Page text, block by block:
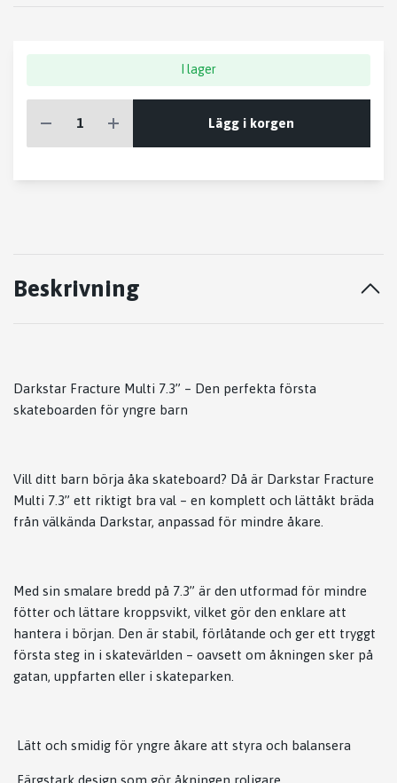
I lager
Lägg i korgen
Beskrivning
Darkstar Fracture Multi 7.3” – Den perfekta första
skateboarden för yngre barn
Vill ditt barn börja åka skateboard? Då är Darkstar Fracture
Multi 7.3” ett riktigt bra val – en komplett och lättåkt bräda
från välkända Darkstar, anpassad för mindre åkare.
Med sin smalare bredd på 7.3” är den utformad för mindre
fötter och lättare kroppsvikt, vilket gör den enklare att
hantera i början. Den är stabil, förlåtande och ger ett tryggt
första steg in i skatevärlden – oavsett om åkningen sker på
gatan, uppfarten eller i skateparken.
Lätt och smidig för yngre åkare att styra och balansera